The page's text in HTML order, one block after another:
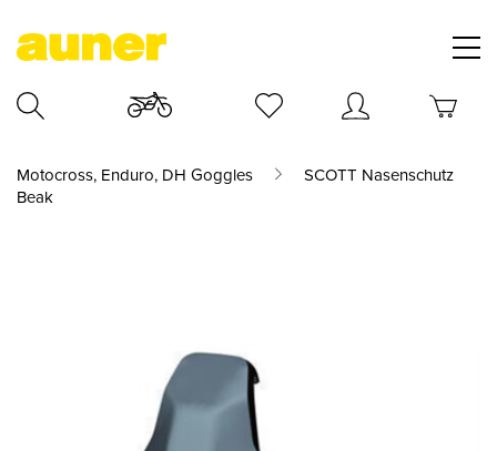
Motocross, Enduro, DH Goggles
SCOTT Nasenschutz
Beak